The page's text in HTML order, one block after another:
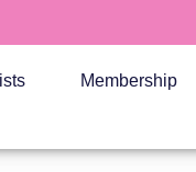
Membership